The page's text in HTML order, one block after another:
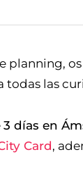
planning, os
todas las
3 días en
Card,